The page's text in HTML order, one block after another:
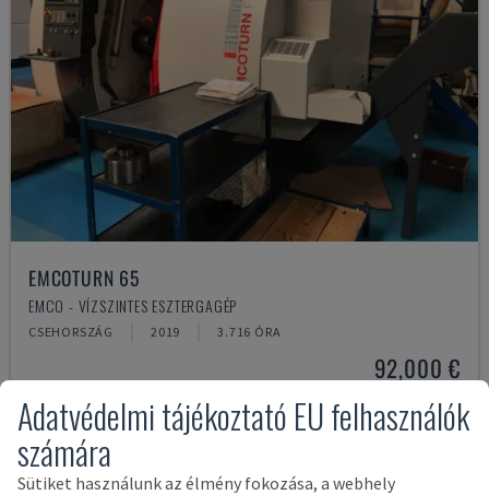
EMCOTURN 65
EMCO - VÍZSZINTES ESZTERGAGÉP
CSEHORSZÁG 2019 3.716 ÓRA
92,000 €
Adatvédelmi tájékoztató EU felhasználók
számára
Sütiket használunk az élmény fokozása, a webhely